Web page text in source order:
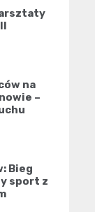
na
–
Bieg
sport z